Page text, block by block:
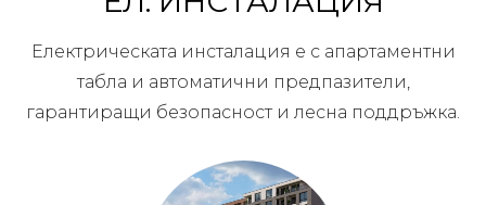
Електрическата инсталация е с апартаментни
табла и автоматични предпазители,
гарантиращи безопасност и лесна поддръжка.